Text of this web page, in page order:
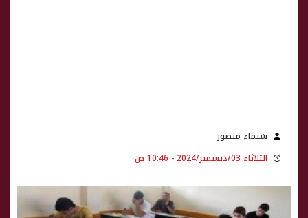
شيماء منصور
الثلاثاء 03/ديسمبر/2024 - 10:46 ص